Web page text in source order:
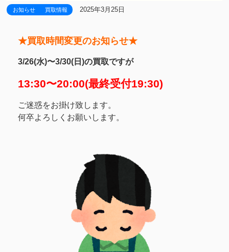
お知らせ 買取情報 2025年3月25日
★買取時間変更のお知らせ★
3/26(水)〜3/30(日)の買取ですが
13:30〜20:00(最終受付19:30)
ご迷惑をお掛け致します。
何卒よろしくお願いします。